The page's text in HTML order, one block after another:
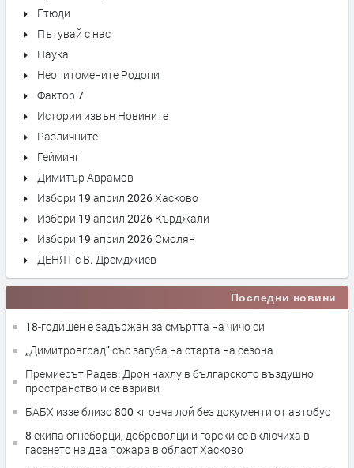
Етюди
Пътувай с нас
Наука
Неопитомените Родопи
Фактор 7
Истории извън Новините
Различните
Гейминг
Димитър Аврамов
Избори 19 април 2026 Хасково
Избори 19 април 2026 Кърджали
Избори 19 април 2026 Смолян
ДЕНЯТ с В. Дремджиев
Последни новини
18-годишен е задържан за смъртта на чичо си
„Димитровград“ със загуба на старта на сезона
Премиерът Радев: Дрон нахлу в българското въздушно
пространство и се взриви
БАБХ иззе близо 800 кг овча лой без документи от автобус
8 екипа огнеборци, доброволци и горски се включиха в
гасенето на два пожара в област Хасково